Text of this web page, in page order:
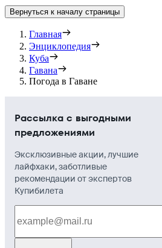
Вернуться к началу страницы
Главная
Энциклопедия
Куба
Гавана
Погода в Гаване
Рассылка с выгодными
предложениями
Эксклюзивные акции, лучшие
лайфхаки, заботливые
рекомендации от экспертов
Купибилета